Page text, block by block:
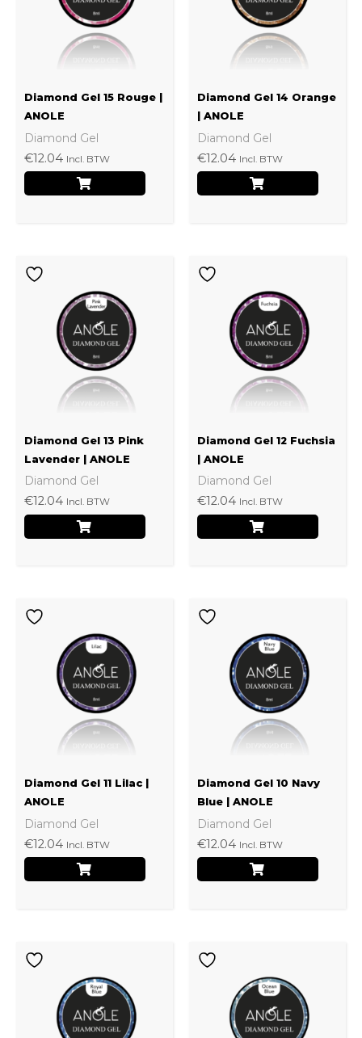
Diamond Gel 15 Rouge |
ANOLE
Diamond Gel
€12.04 Incl. BTW
Diamond Gel 14 Orange
| ANOLE
Diamond Gel
€12.04 Incl. BTW
Diamond Gel 13 Pink
Lavender | ANOLE
Diamond Gel
€12.04 Incl. BTW
Diamond Gel 12 Fuchsia
| ANOLE
Diamond Gel
€12.04 Incl. BTW
Diamond Gel 11 Lilac |
ANOLE
Diamond Gel
€12.04 Incl. BTW
Diamond Gel 10 Navy
Blue | ANOLE
Diamond Gel
€12.04 Incl. BTW